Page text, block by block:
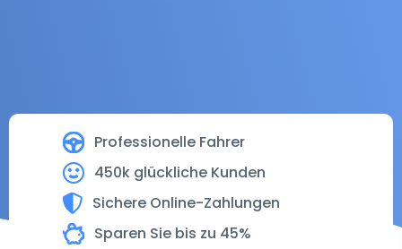
Professionelle Fahrer
450k glückliche Kunden
Sichere Online-Zahlungen
Sparen Sie bis zu 45%